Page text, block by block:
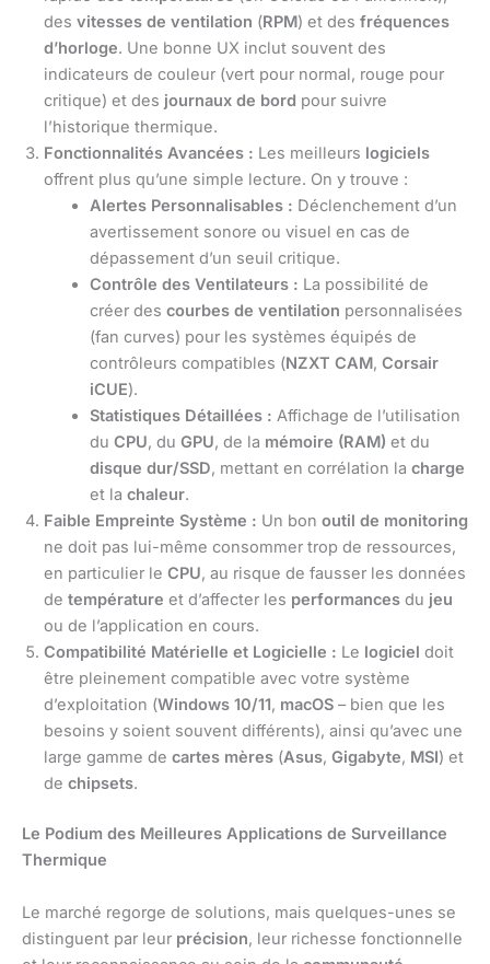
des vitesses de ventilation (RPM) et des fréquences
d’horloge. Une bonne UX inclut souvent des
indicateurs de couleur (vert pour normal, rouge pour
critique) et des journaux de bord pour suivre
l’historique thermique.
Fonctionnalités Avancées : Les meilleurs logiciels
offrent plus qu’une simple lecture. On y trouve :
Alertes Personnalisables : Déclenchement d’un
avertissement sonore ou visuel en cas de
dépassement d’un seuil critique.
Contrôle des Ventilateurs : La possibilité de
créer des courbes de ventilation personnalisées
(fan curves) pour les systèmes équipés de
contrôleurs compatibles (NZXT CAM, Corsair
iCUE).
Statistiques Détaillées : Affichage de l’utilisation
du CPU, du GPU, de la mémoire (RAM) et du
disque dur/SSD, mettant en corrélation la charge
et la chaleur.
Faible Empreinte Système : Un bon outil de monitoring
ne doit pas lui-même consommer trop de ressources,
en particulier le CPU, au risque de fausser les données
de température et d’affecter les performances du jeu
ou de l’application en cours.
Compatibilité Matérielle et Logicielle : Le logiciel doit
être pleinement compatible avec votre système
d’exploitation (Windows 10/11, macOS – bien que les
besoins y soient souvent différents), ainsi qu’avec une
large gamme de cartes mères (Asus, Gigabyte, MSI) et
de chipsets.
Le Podium des Meilleures Applications de Surveillance
Thermique
Le marché regorge de solutions, mais quelques-unes se
distinguent par leur précision, leur richesse fonctionnelle